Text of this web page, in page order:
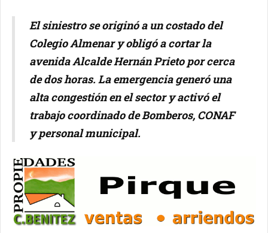
El siniestro se originó a un costado del
Colegio Almenar y obligó a cortar la
avenida Alcalde Hernán Prieto por cerca
de dos horas. La emergencia generó una
alta congestión en el sector y activó el
trabajo coordinado de Bomberos, CONAF
y personal municipal.